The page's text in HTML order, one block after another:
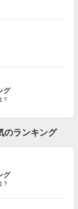
グ
？
のランキング
グ
？